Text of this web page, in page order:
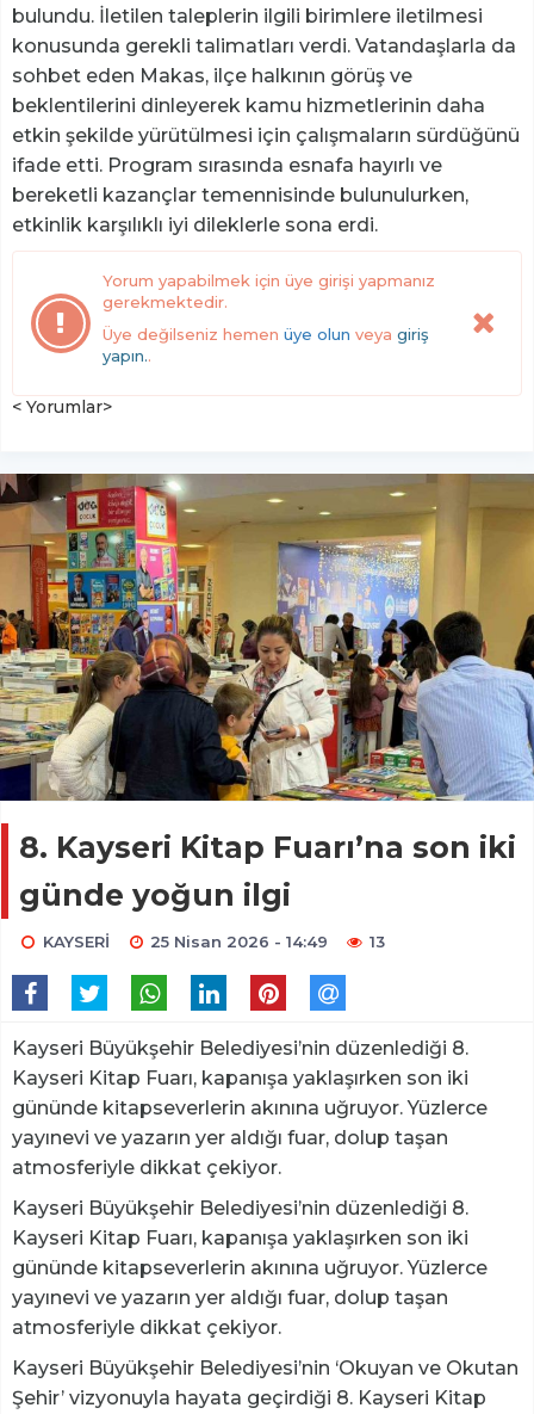
bulundu. İletilen taleplerin ilgili birimlere iletilmesi
konusunda gerekli talimatları verdi. Vatandaşlarla da
sohbet eden Makas, ilçe halkının görüş ve
beklentilerini dinleyerek kamu hizmetlerinin daha
etkin şekilde yürütülmesi için çalışmaların sürdüğünü
ifade etti. Program sırasında esnafa hayırlı ve
bereketli kazançlar temennisinde bulunulurken,
etkinlik karşılıklı iyi dileklerle sona erdi.
Yorum yapabilmek için üye girişi yapmanız
gerekmektedir.
Üye değilseniz hemen üye olun veya giriş
yapın..
< Yorumlar>
8. Kayseri Kitap Fuarı’na son iki
günde yoğun ilgi
KAYSERİ 25 Nisan 2026 - 14:49 13
Kayseri Büyükşehir Belediyesi’nin düzenlediği 8.
Kayseri Kitap Fuarı, kapanışa yaklaşırken son iki
gününde kitapseverlerin akınına uğruyor. Yüzlerce
yayınevi ve yazarın yer aldığı fuar, dolup taşan
atmosferiyle dikkat çekiyor.
Kayseri Büyükşehir Belediyesi’nin düzenlediği 8.
Kayseri Kitap Fuarı, kapanışa yaklaşırken son iki
gününde kitapseverlerin akınına uğruyor. Yüzlerce
yayınevi ve yazarın yer aldığı fuar, dolup taşan
atmosferiyle dikkat çekiyor.
Kayseri Büyükşehir Belediyesi’nin ‘Okuyan ve Okutan
Şehir’ vizyonuyla hayata geçirdiği 8. Kayseri Kitap